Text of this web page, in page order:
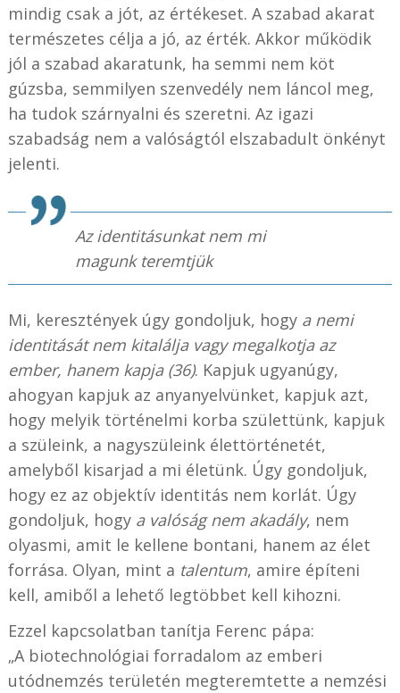
mindig csak a jót, az értékeset. A szabad akarat
természetes célja a jó, az érték. Akkor működik
jól a szabad akaratunk, ha semmi nem köt
gúzsba, semmilyen szenvedély nem láncol meg,
ha tudok szárnyalni és szeretni. Az igazi
szabadság nem a valóságtól elszabadult önkényt
jelenti.
Az identitásunkat nem mi
magunk teremtjük
Mi, keresztények úgy gondoljuk, hogy a nemi
identitását nem kitalálja vagy megalkotja az
ember, hanem kapja (36). Kapjuk ugyanúgy,
ahogyan kapjuk az anyanyelvünket, kapjuk azt,
hogy melyik történelmi korba születtünk, kapjuk
a szüleink, a nagyszüleink élettörténetét,
amelyből kisarjad a mi életünk. Úgy gondoljuk,
hogy ez az objektív identitás nem korlát. Úgy
gondoljuk, hogy a valóság nem akadály, nem
olyasmi, amit le kellene bontani, hanem az élet
forrása. Olyan, mint a talentum, amire építeni
kell, amiből a lehető legtöbbet kell kihozni.
Ezzel kapcsolatban tanítja Ferenc pápa:
„A biotechnológiai forradalom az emberi
utódnemzés területén megteremtette a nemzési